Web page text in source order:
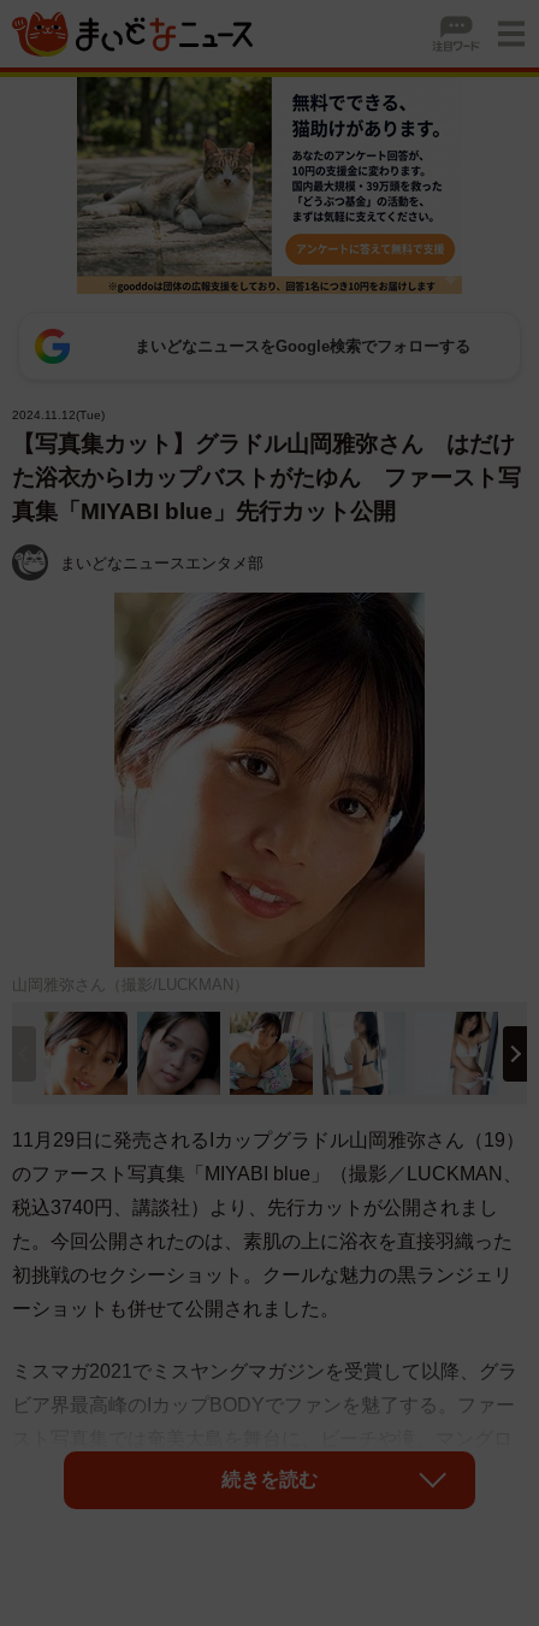
まいどなニュースをGoogle検索でフォローする
2024.11.12(Tue)
【写真集カット】グラドル山岡雅弥さん はだけ
た浴衣からIカップバストがたゆん ファースト写
真集「MIYABI blue」先行カット公開
まいどなニュースエンタメ部
山岡雅弥さん（撮影/LUCKMAN）
11月29日に発売されるIカップグラドル山岡雅弥さん（19）
のファースト写真集「MIYABI blue」（撮影／LUCKMAN、
税込3740円、講談社）より、先行カットが公開されまし
た。今回公開されたのは、素肌の上に浴衣を直接羽織った
初挑戦のセクシーショット。クールな魅力の黒ランジェリ
ーショットも併せて公開されました。
ミスマガ2021でミスヤングマガジンを受賞して以降、グラ
ビア界最高峰のIカップBODYでファンを魅了する。ファー
ーブの林などで撮影を行い、ビキニ姿やオトナっぽいラン
ジェリー姿を披露しています。紙版写真集の全点アザーカ
続きを読む